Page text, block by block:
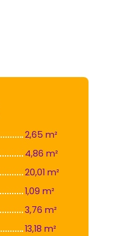
2,65 m²
4,86 m²
20,01 m²
1,09 m²
3,76 m²
13,18 m²